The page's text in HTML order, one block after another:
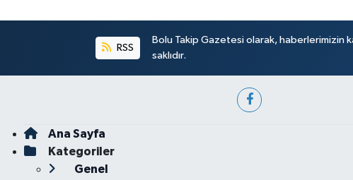
RSS
Bolu Takip Gazetesi olarak, haberlerimizin
saklıdır.
Ana Sayfa
Kategoriler
Genel